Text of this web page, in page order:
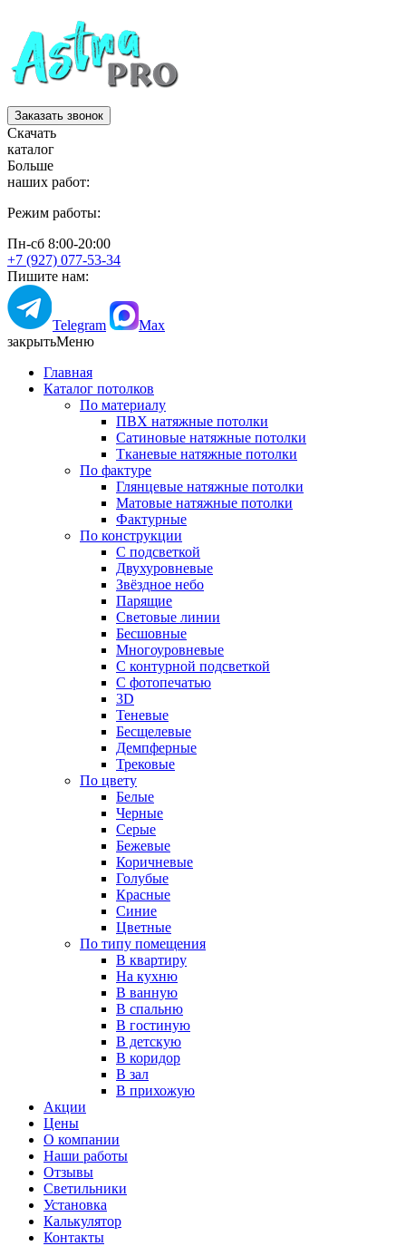
Заказать звонок
Скачать
каталог
Больше
наших работ:
Режим работы:
Пн-сб 8:00-20:00
+7 (927) 077-53-34
Пишите нам:
Telegram
Max
закрытьМеню
Главная
Каталог потолков
По материалу
ПВХ натяжные потолки
Сатиновые натяжные потолки
Тканевые натяжные потолки
По фактуре
Глянцевые натяжные потолки
Матовые натяжные потолки
Фактурные
По конструкции
С подсветкой
Двухуровневые
Звёздное небо
Парящие
Световые линии
Бесшовные
Многоуровневые
С контурной подсветкой
С фотопечатью
3D
Теневые
Бесщелевые
Демпферные
Трековые
По цвету
Белые
Черные
Серые
Бежевые
Коричневые
Голубые
Красные
Синие
Цветные
По типу помещения
В квартиру
На кухню
В ванную
В спальню
В гостиную
В детскую
В коридор
В зал
В прихожую
Акции
Цены
О компании
Наши работы
Отзывы
Светильники
Установка
Калькулятор
Контакты